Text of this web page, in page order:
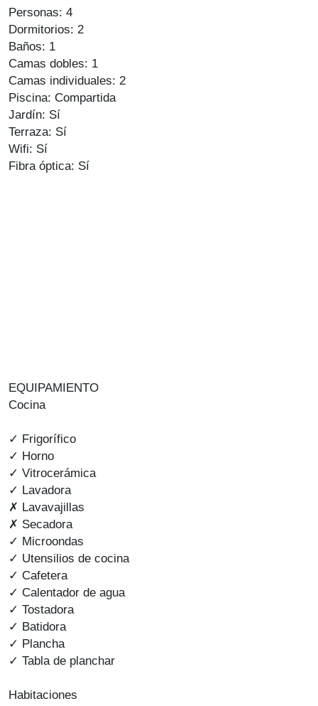
Personas: 4
Dormitorios: 2
Baños: 1
Camas dobles: 1
Camas individuales: 2
Piscina: Compartida
Jardín: Sí
Terraza: Sí
Wifi: Sí
Fibra óptica: Sí
EQUIPAMIENTO
Cocina
✓ Frigorífico
✓ Horno
✓ Vitrocerámica
✓ Lavadora
✗ Lavavajillas
✗ Secadora
✓ Microondas
✓ Utensilios de cocina
✓ Cafetera
✓ Calentador de agua
✓ Tostadora
✓ Batidora
✓ Plancha
✓ Tabla de planchar
Habitaciones